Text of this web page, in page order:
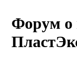
Форум о